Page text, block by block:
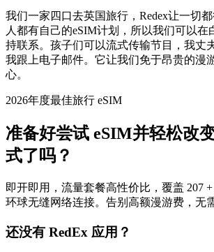
我们一家四口去英国旅行，Redex让一切
人都有自己的eSIM计划，所以我们可以在
持联系。孩子们可以流式传输节目，我丈
我跟上电子邮件。它让我们免于昂贵的漫
心。
2026年度最佳旅行 eSIM
准备好尝试 eSIM并轻松改
式了吗？
即开即用，流量套餐高性价比，覆盖 207
环球无缝网络连接。告别高额漫游费，无
还没有 RedEx 应用？